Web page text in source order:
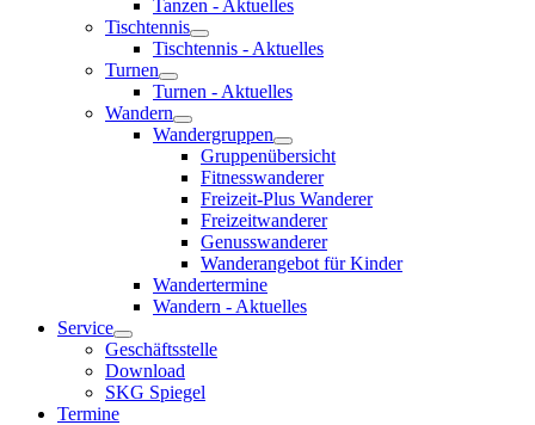
Tanzen - Aktuelles
Tischtennis
Tischtennis - Aktuelles
Turnen
Turnen - Aktuelles
Wandern
Wandergruppen
Gruppenübersicht
Fitnesswanderer
Freizeit-Plus Wanderer
Freizeitwanderer
Genusswanderer
Wanderangebot für Kinder
Wandertermine
Wandern - Aktuelles
Service
Geschäftsstelle
Download
SKG Spiegel
Termine